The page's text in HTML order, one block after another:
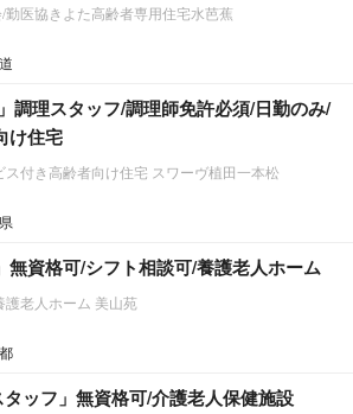
医協きよた高齢者専用住宅水芭蕉
調理スタッフ/調理師免許必須/日勤のみ/
け住宅
付き高齢者向け住宅 スワーヴ植田一本松
無資格可/シフト相談可/養護老人ホーム
老人ホーム 美山苑
タッフ」無資格可/介護老人保健施設